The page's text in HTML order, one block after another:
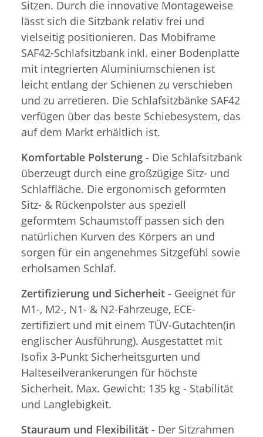
Sitzen. Durch die innovative Montageweise
lässt sich die Sitzbank relativ frei und
vielseitig positionieren. Das Mobiframe
SAF42-Schlafsitzbank inkl. einer Bodenplatte
mit integrierten Aluminiumschienen ist
leicht entlang der Schienen zu verschieben
und zu arretieren. Die Schlafsitzbänke SAF42
verfügen über das beste Schiebesystem, das
auf dem Markt erhältlich ist.
Komfortable Polsterung - Die Schlafsitzbank
überzeugt durch eine großzügige Sitz- und
Schlaffläche. Die ergonomisch geformten
Sitz- & Rückenpolster aus speziell
geformtem Schaumstoff passen sich den
natürlichen Kurven des Körpers an und
sorgen für ein angenehmes Sitzgefühl sowie
erholsamen Schlaf.
Zertifizierung und Sicherheit - Geeignet für
M1-, M2-, N1- & N2-Fahrzeuge, ECE-
zertifiziert und mit einem TÜV-Gutachten(in
englischer Ausführung). Ausgestattet mit
Isofix 3-Punkt Sicherheitsgurten und
Halteseilverankerungen für höchste
Sicherheit. Max. Gewicht: 135 kg - Stabilität
und Langlebigkeit.
Stauraum und Flexibilität - Der Sitzrahmen